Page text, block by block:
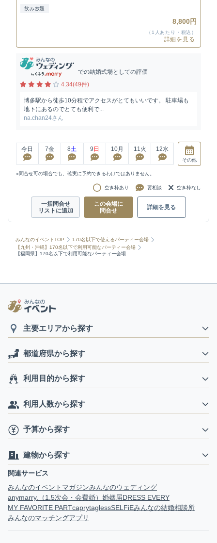
飲み放題
8,800円
（1人あたり・税込）
詳細を見る
での結婚式場としての評価
4.34(49件)
博多駅から徒歩10分程でアクセスがとてもいいです。 駐車場も
地下にあるのでとても便利で...
na.chan24さん
今日 7金 8土 9 日 10月 11火 12水
その他
※問合せ可の場合でも、確実に予約できるわけではありません。
空き枠あり 要相談 空き枠なし
一括問合せ
リストに追加
この会場に
問合せ
詳細を見る
みんなのイベントTOP
170名以下で使えるパーティー会場
【九州・沖縄】170名以下で利用可能なパーティー会場
【福岡県】170名以下で利用可能なパーティー会場
主要エリアから探す
都道府県から探す
利用目的から探す
利用人数から探す
予算から探す
建物から探す
関連サービス
みんなのイベントマガジンみんなのウェディング
anymarry.（1.5次会・会費婚） 婚姻届DRESS EVERY
MY FAVORITE PARTcaprytaglessSELFiEみんなの結婚相談所
みんなのマッチングアプリ